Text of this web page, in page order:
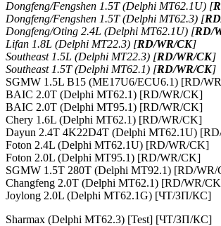
Dongfeng/Fengshen 1.5T (Delphi MT62.1U) [
Dongfeng/Fengshen 1.5T (Delphi MT62.3) [
Dongfeng/Oting 2.4L (Delphi MT62.1U) [RD/
Lifan 1.8L (Delphi MT22.3) [RD/WR/CK]
Southeast 1.5L (Delphi MT22.3) [RD/WR/CK]
Southeast 1.5T (Delphi MT62.1) [RD/WR/CK]
SGMW 1.5L B15 (ME17U6/ECU6.1) [RD/
BAIC 2.0T (Delphi MT62.1) [RD/WR/CK]
BAIC 2.0T (Delphi MT95.1) [RD/WR/CK]
Chery 1.6L (Delphi MT62.1) [RD/WR/CK]
Dayun 2.4T 4K22D4T (Delphi MT62.1U)
Foton 2.4L (Delphi MT62.1U) [RD/WR/CK]
Foton 2.0L (Delphi MT95.1) [RD/WR/CK]
SGMW 1.5T 280T (Delphi MT92.1) [RD/
Changfeng 2.0T (Delphi MT62.1) [RD/WR/
Joylong 2.0L (Delphi MT62.1G) [ЧТ/ЗП/КС]
Sharmax (Delphi MT62.3) [Test] [ЧТ/ЗП/КС]